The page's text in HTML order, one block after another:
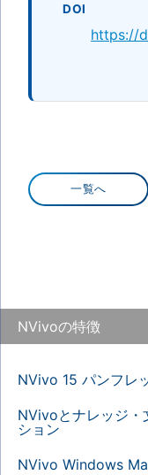
DOI
https://
一覧へ
NVivoの特徴
NVivo 15 パンフレ
NVivoとナレッジ
ション
NVivo Windows